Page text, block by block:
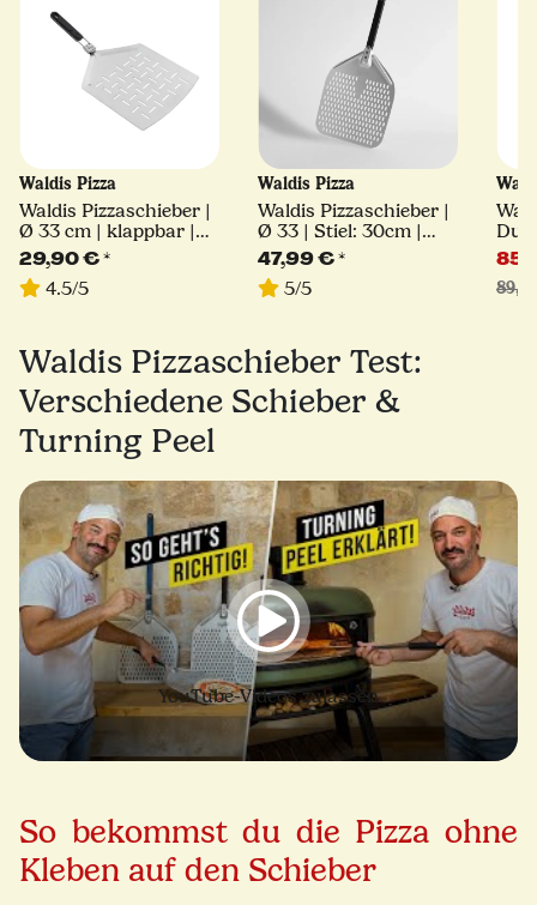
Waldis Pizza
Waldis Pizzaschieber |
Ø 33 cm | klappbar |
Linie Basic
29,90 €*
4.5/5
Waldis Pizza
Waldis Pizzaschieber |
Ø 33 | Stiel: 30cm |
Linie Classico
47,99 €*
5/5
cm
Waldis Pizzaschieber Test:
Verschiedene Schieber &
Turning Peel
YouTube-Videos zulassen
So bekommst du die Pizza ohne
Kleben auf den Schieber